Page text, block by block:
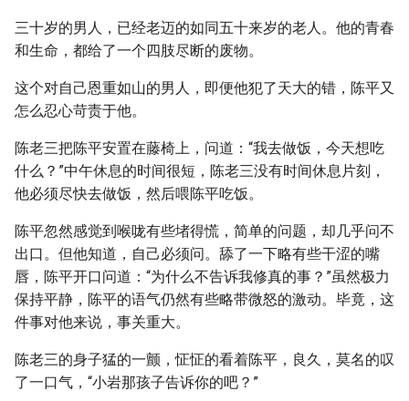
三十岁的男人，已经老迈的如同五十来岁的老人。他的青春
和生命，都给了一个四肢尽断的废物。
这个对自己恩重如山的男人，即便他犯了天大的错，陈平又
怎么忍心苛责于他。
陈老三把陈平安置在藤椅上，问道：“我去做饭，今天想吃
什么？”中午休息的时间很短，陈老三没有时间休息片刻，
他必须尽快去做饭，然后喂陈平吃饭。
陈平忽然感觉到喉咙有些堵得慌，简单的问题，却几乎问不
出口。但他知道，自己必须问。舔了一下略有些干涩的嘴
唇，陈平开口问道：“为什么不告诉我修真的事？”虽然极力
保持平静，陈平的语气仍然有些略带微怒的激动。毕竟，这
件事对他来说，事关重大。
陈老三的身子猛的一颤，怔怔的看着陈平，良久，莫名的叹
了一口气，“小岩那孩子告诉你的吧？”